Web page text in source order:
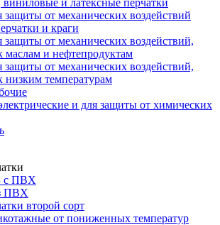
защиты от механических воздействий
и краги
защиты от механических воздействий,
маслам и нефтепродуктам
защиты от механических воздействий,
низким температурам
и для защиты от химических
с ПВХ
ПВХ
второй сорт
от пониженных температур